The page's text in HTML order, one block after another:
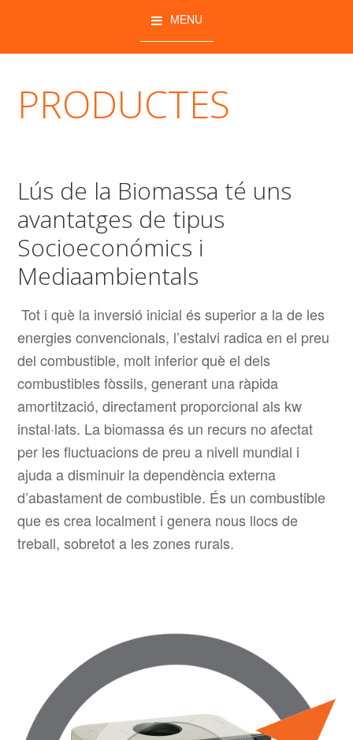
primary
main
MENU
PRODUCTES
Lús de la Biomassa té uns
avantatges de tipus
Socioeconómics i
Mediaambientals
Tot i què la inversió inicial és superior a la de les
energies convencionals, l’estalvi radica en el preu
del combustible, molt inferior què el dels
combustibles fòssils, generant una ràpida
amortització, directament proporcional als kw
instal·lats. La biomassa és un recurs no afectat
per les fluctuacions de preu a nivell mundial i
ajuda a disminuir la dependència externa
d’abastament de combustible. És un combustible
que es crea localment i genera nous llocs de
treball, sobretot a les zones rurals.